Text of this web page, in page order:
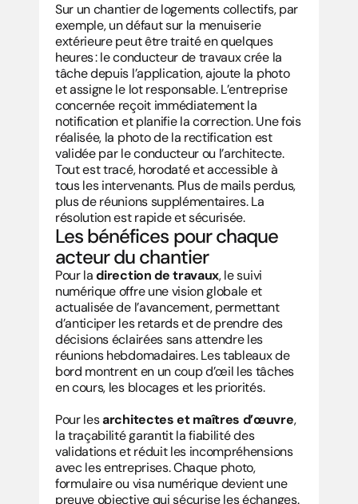
Sur un chantier de logements collectifs, par
exemple, un défaut sur la menuiserie
extérieure peut être traité en quelques
heures : le conducteur de travaux crée la
tâche depuis l’application, ajoute la photo
et assigne le lot responsable. L’entreprise
concernée reçoit immédiatement la
notification et planifie la correction. Une fois
réalisée, la photo de la rectification est
validée par le conducteur ou l’architecte.
Tout est tracé, horodaté et accessible à
tous les intervenants. Plus de mails perdus,
plus de réunions supplémentaires. La
résolution est rapide et sécurisée.
Les bénéfices pour chaque
acteur du chantier
Pour la direction de travaux, le suivi
numérique offre une vision globale et
actualisée de l’avancement, permettant
d’anticiper les retards et de prendre des
décisions éclairées sans attendre les
réunions hebdomadaires. Les tableaux de
bord montrent en un coup d’œil les tâches
en cours, les blocages et les priorités.
Pour les architectes et maîtres d’œuvre,
la traçabilité garantit la fiabilité des
validations et réduit les incompréhensions
avec les entreprises. Chaque photo,
formulaire ou visa numérique devient une
preuve objective qui sécurise les échanges.